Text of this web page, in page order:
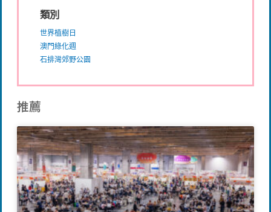
類別
世界植樹日
澳門綠化週
石排灣郊野公園
推薦